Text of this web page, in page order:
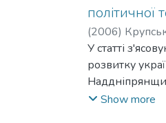
про
аудиторії,
відносини.
політичної
(2006)
У статті
розвитку
(1905-
Show more